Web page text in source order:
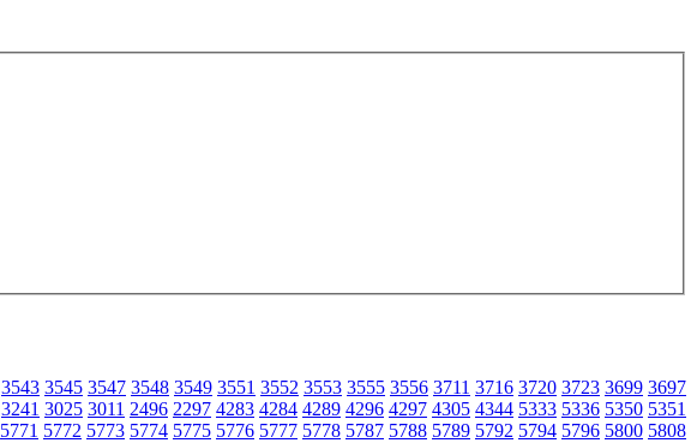
3543 3545 3547 3548 3549 3551 3552 3553 3555 3556 3711 3716 3720 3723 3699 3697
3241 3025 3011 2496 2297 4283 4284 4289 4296 4297 4305 4344 5333 5336 5350 5351
5771 5772 5773 5774 5775 5776 5777 5778 5787 5788 5789 5792 5794 5796 5800 5808